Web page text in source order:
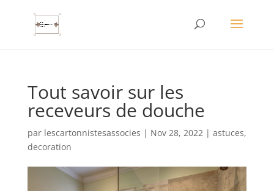
Tout savoir sur les
receveurs de douche
par lescartonnistesassocies | Nov 28, 2022| astuces,
decoration